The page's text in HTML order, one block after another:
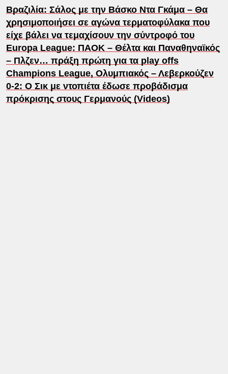
Βραζιλία: Σάλος με την Βάσκο Ντα Γκάμα – Θα
χρησιμοποιήσει σε αγώνα τερματοφύλακα που
είχε βάλει να τεμαχίσουν την σύντροφό του
Europa League: ΠΑΟΚ – Θέλτα και Παναθηναϊκός
– Πλζεν… πράξη πρώτη για τα play offs
Champions League, Ολυμπιακός – Λεβερκούζεν
0-2: Ο Σικ με ντοπιέτα έδωσε προβάδισμα
πρόκρισης στους Γερμανούς (Videos)